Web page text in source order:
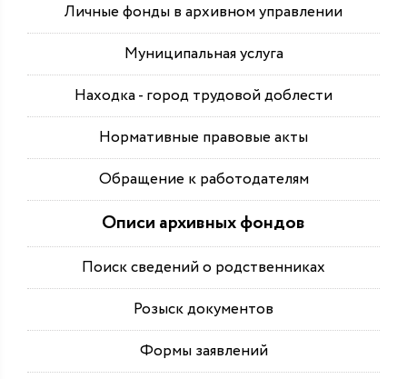
Личные фонды в архивном управлении
Муниципальная услуга
Находка - город трудовой доблести
Нормативные правовые акты
Обращение к работодателям
Описи архивных фондов
Поиск сведений о родственниках
Розыск документов
Формы заявлений